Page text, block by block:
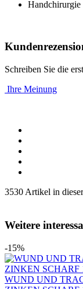
Handchirurgie
Schreiben Sie die
Ihre Meinung
3530 Artikel in
Weitere
-15%
WUND UND